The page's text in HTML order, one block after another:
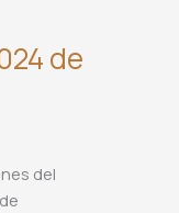
de
del